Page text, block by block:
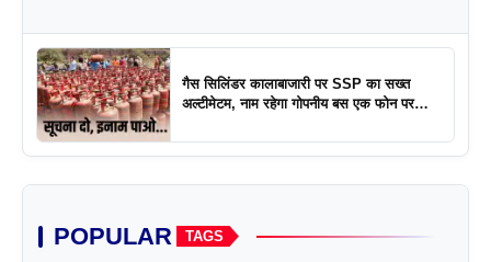
गैस सिलिंडर कालाबाजारी पर SSP का सख्त
अल्टीमेटम, नाम रहेगा गोपनीय बस एक फोन पर
POPULAR TAGS